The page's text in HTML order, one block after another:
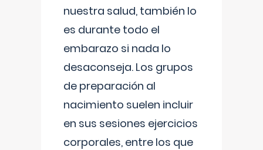
nuestra salud, también lo
es durante todo el
embarazo si nada lo
desaconseja. Los grupos
de preparación al
nacimiento suelen incluir
en sus sesiones ejercicios
corporales, entre los que